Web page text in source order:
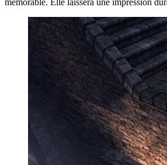
mémorable. Elle laissera une impression